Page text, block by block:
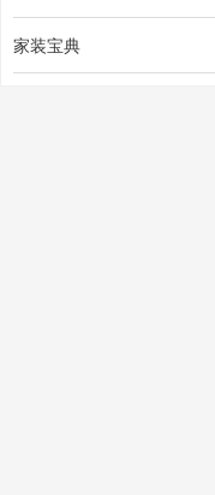
家装宝典